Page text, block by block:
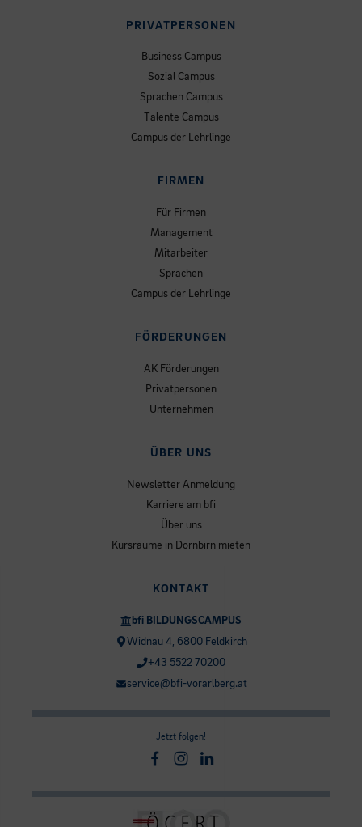
PRIVATPERSONEN
Business Campus
Sozial Campus
Sprachen Campus
Talente Campus
Campus der Lehrlinge
FIRMEN
Für Firmen
Management
Mitarbeiter
Sprachen
Campus der Lehrlinge
FÖRDERUNGEN
AK Förderungen
Privatpersonen
Unternehmen
ÜBER UNS
Newsletter Anmeldung
Karriere am bfi
Über uns
Kursräume in Dornbirn mieten
KONTAKT
bfi BILDUNGSCAMPUS
Widnau 4, 6800 Feldkirch
+43 5522 70200
service@bfi-vorarlberg.at
Jetzt folgen!
Facebook
Instagram
Linkedin